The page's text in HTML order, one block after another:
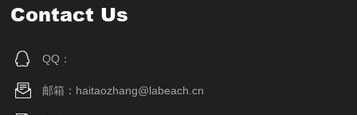
Contact Us
QQ：
邮箱：haitaozhang@labeach.cn